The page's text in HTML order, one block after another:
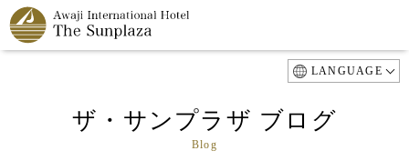
LANGUAGE
ザ・サンプラザ ブログ
Blog